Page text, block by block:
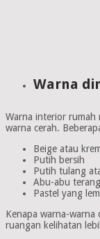
Warna
Warna interior rumah
warna cerah.
Beige atau
Putih bersih
Putih tulang
Abu-abu
Pastel yang
Kenapa warna-
ruangan kelihatan